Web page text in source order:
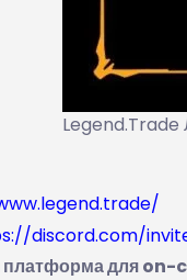
Legend.Trade
discord.com/
платформа для on-